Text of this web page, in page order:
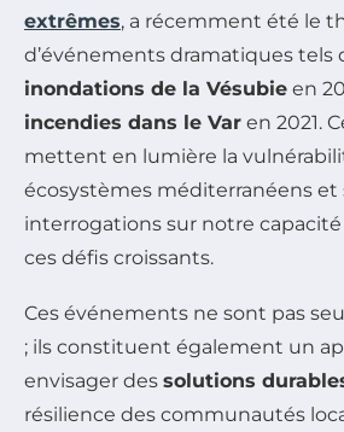
extrêmes, a récemment été le
d’événements dramatiques tels
inondations de la Vésubie en
incendies dans le Var en 2021.
mettent en lumière la
écosystèmes méditerranéens et
interrogations sur notre capacité
ces défis croissants.
Ces événements ne sont pas
; ils constituent également un
envisager des solutions
résilience des communautés